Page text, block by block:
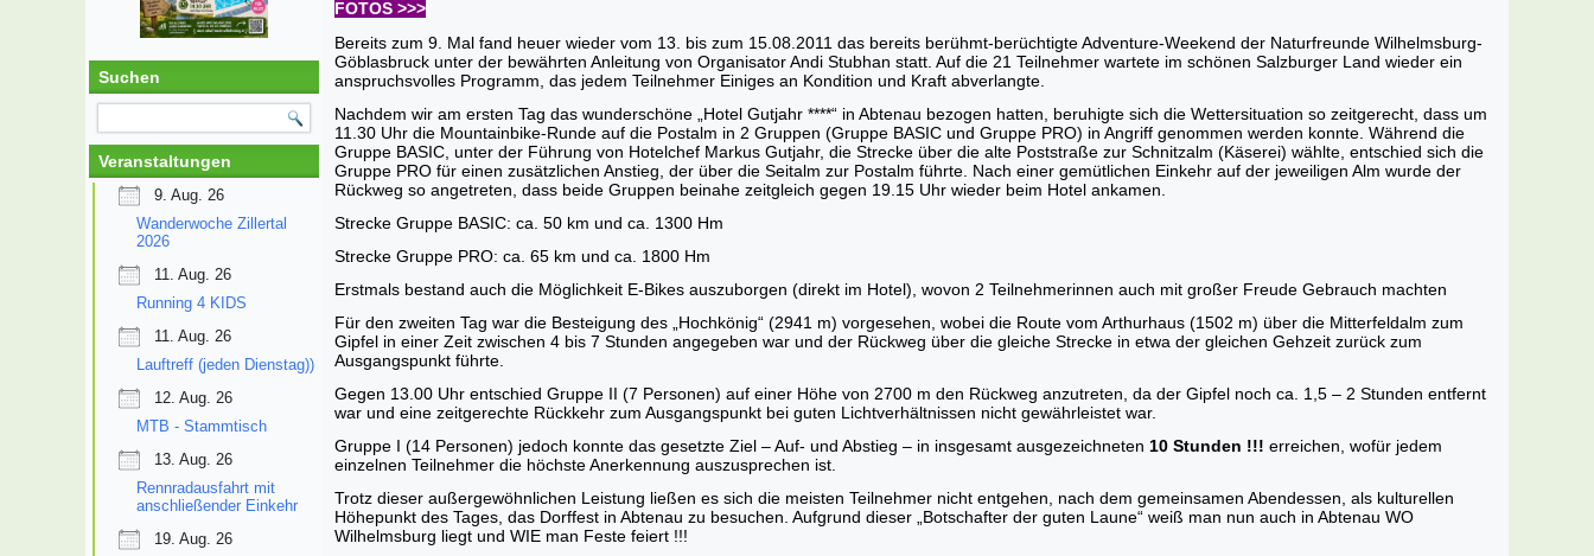
Suchen
Veranstaltungen
9. Aug. 26
Wanderwoche Zillertal
2026
11. Aug. 26
Running 4 KIDS
11. Aug. 26
Lauftreff (jeden Dienstag))
12. Aug. 26
MTB - Stammtisch
13. Aug. 26
Rennradausfahrt mit
anschließender Einkehr
19. Aug. 26
FOTOS >>>
Bereits zum 9. Mal fand heuer wieder vom 13. bis zum 15.08.2011 das bereits berühmt-berüchtigte Adventure-Weekend der Naturfreunde Wilhelmsburg-
Göblasbruck unter der bewährten Anleitung von Organisator Andi Stubhan statt. Auf die 21 Teilnehmer wartete im schönen Salzburger Land wieder ein
anspruchsvolles Programm, das jedem Teilnehmer Einiges an Kondition und Kraft abverlangte.
Nachdem wir am ersten Tag das wunderschöne „Hotel Gutjahr ****“ in Abtenau bezogen hatten, beruhigte sich die Wettersituation so zeitgerecht, dass um
11.30 Uhr die Mountainbike-Runde auf die Postalm in 2 Gruppen (Gruppe BASIC und Gruppe PRO) in Angriff genommen werden konnte. Während die
Gruppe BASIC, unter der Führung von Hotelchef Markus Gutjahr, die Strecke über die alte Poststraße zur Schnitzalm (Käserei) wählte, entschied sich die
Gruppe PRO für einen zusätzlichen Anstieg, der über die Seitalm zur Postalm führte. Nach einer gemütlichen Einkehr auf der jeweiligen Alm wurde der
Rückweg so angetreten, dass beide Gruppen beinahe zeitgleich gegen 19.15 Uhr wieder beim Hotel ankamen.
Strecke Gruppe BASIC: ca. 50 km und ca. 1300 Hm
Strecke Gruppe PRO: ca. 65 km und ca. 1800 Hm
Erstmals bestand auch die Möglichkeit E-Bikes auszuborgen (direkt im Hotel), wovon 2 Teilnehmerinnen auch mit großer Freude Gebrauch machten
Für den zweiten Tag war die Besteigung des „Hochkönig“ (2941 m) vorgesehen, wobei die Route vom Arthurhaus (1502 m) über die Mitterfeldalm zum
Gipfel in einer Zeit zwischen 4 bis 7 Stunden angegeben war und der Rückweg über die gleiche Strecke in etwa der gleichen Gehzeit zurück zum
Ausgangspunkt führte.
Gegen 13.00 Uhr entschied Gruppe II (7 Personen) auf einer Höhe von 2700 m den Rückweg anzutreten, da der Gipfel noch ca. 1,5 – 2 Stunden entfernt
war und eine zeitgerechte Rückkehr zum Ausgangspunkt bei guten Lichtverhältnissen nicht gewährleistet war.
Gruppe I (14 Personen) jedoch konnte das gesetzte Ziel – Auf- und Abstieg – in insgesamt ausgezeichneten 10 Stunden !!! erreichen, wofür jedem
einzelnen Teilnehmer die höchste Anerkennung auszusprechen ist.
Trotz dieser außergewöhnlichen Leistung ließen es sich die meisten Teilnehmer nicht entgehen, nach dem gemeinsamen Abendessen, als kulturellen
Höhepunkt des Tages, das Dorffest in Abtenau zu besuchen. Aufgrund dieser „Botschafter der guten Laune“ weiß man nun auch in Abtenau WO
Wilhelmsburg liegt und WIE man Feste feiert !!!